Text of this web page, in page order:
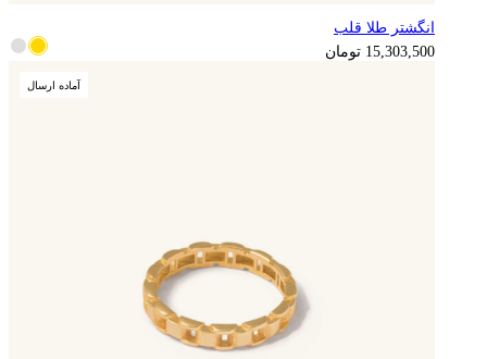
انگشتر طلا قلب
15,303,500 تومان
آماده ارسال